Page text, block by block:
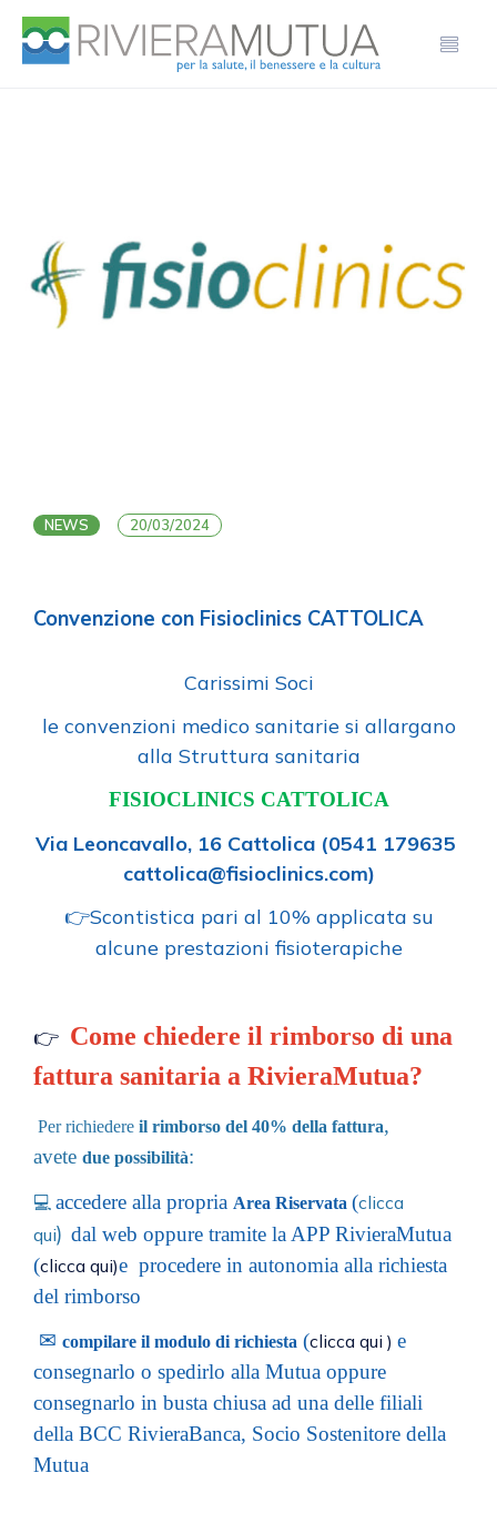
NEWS 20/03/2024
Convenzione con Fisioclinics CATTOLICA
Carissimi Soci
le convenzioni medico sanitarie si allargano
alla Struttura sanitaria
FISIOCLINICS CATTOLICA
Via Leoncavallo, 16 Cattolica (0541 179635
cattolica@fisioclinics.com)
👉Scontistica pari al 10% applicata su
alcune prestazioni fisioterapiche
👉 Come chiedere il rimborso di una
fattura sanitaria a RivieraMutua?
Perrichiedere il rimborso del 40% della fattura,
avete due possibilità:
💻 accedere alla propria Area Riservata (clicca
qui) dal web oppure tramite la APP RivieraMutua
(clicca qui)e procedere in autonomia alla richiesta
del rimborso
✉ compilare il modulo di richiesta (clicca qui ) e
consegnarlo o spedirlo alla Mutua oppure
consegnarlo in busta chiusa ad una delle filiali
della BCC RivieraBanca, Socio Sostenitore della
Mutua